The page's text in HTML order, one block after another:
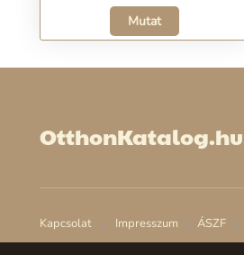
Mutat
OtthonKatalog.hu
Kapcsolat Impresszum ÁSZF